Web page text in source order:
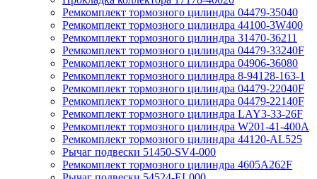
Ремкомплект тормозного цилиндра 04479-35040
Ремкомплект тормозного цилиндра 44100-3W400
Ремкомплект тормозного цилиндра 31470-36211
Ремкомплект тормозного цилиндра 04479-33240F
Ремкомплект тормозного цилиндра 04906-36080
Ремкомплект тормозного цилиндра 8-94128-163-1
Ремкомплект тормозного цилиндра 04479-22040F
Ремкомплект тормозного цилиндра 04479-22140F
Ремкомплект тормозного цилиндра LAY3-33-26F
Ремкомплект тормозного цилиндра W201-41-400A
Ремкомплект тормозного цилиндра 44120-AL525
Рычаг подвески 51450-SV4-000
Ремкомплект тормозного цилиндра 4605A262F